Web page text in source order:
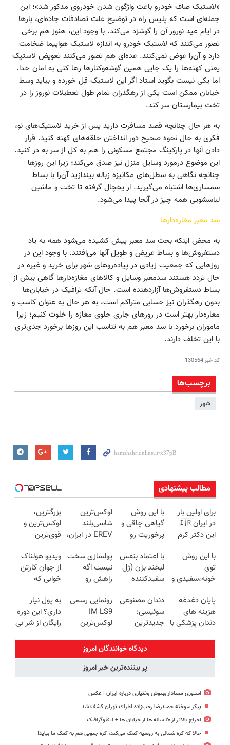
«لاستیک صاف خودرو باعث واژگون شدن خودروی مذکور شد»؛ این
جمله‌ای است که پلیس راه در توضیح علت تصادفات جاده‌ای، بارها
در ایام عید نوروز آن را گوشزد می‌کند. با وجود این، هنوز هم برخی
تصور می‌کنند که لاستیک خودرو به اندازه لاستیک هواپیما ضخامت
دارد و آن‌را عوض نمی‌کنند. عده‌ای هم تصور می‌کنند تعویض لاستیک
یعنی کهنه‌ها را یک جایی همین گوشه‌وکنار‌ها رها کنی به امان خدا.
اما یکی نیست بگوید استاد اگر این لاستیک قِل خورده و بیاید وسط
خیابان ممکن است یکی از رهگذران تمام طول تعطیلات نوروز را در
تخت بیمارستان سر کند.
به هر حال چنانچه قصد مسافرت دارید پس از خرید لاستیک‌های نو،
فکری به حال نحوه صحیح دور انداختن حلقه‌های کهنه کنید. قرار
دادن آنها در پارکینگ مجتمع مسکونی را هم به کل از سر به در کنید.
این موضوع درمورد وسایل منزل نیز صدق می‌کند؛ زیرا این روز‌ها
چنانچه نگاهی به سطل‌های مکانیزه زباله بیندازید آن‌را با بساط
سمساری‌ها اشتباه می‌گیرید. از یخچال گرفته تا تخت و ماشین
لباسشویی همه چیز در آنجا پیدا می‌شود.
سد معبر مغازه‌دار‌ها
به محض اینکه بحث سد معبر پیش کشیده می‌شود همه به یاد
دستفروش‌ها و بساط عریض و طویل آنها می‌افتند. با وجود این در
روز‌هایی که جمعیت زیادی در پیاده‌رو‌های شهر برای خرید و غیره در
حال تردد هستند سدمعبر وسایل و کالاهای مغازه‌دار‌ها گاهی بیش از
بساط دستفروش‌ها آزاردهنده است. حال آنکه ترافیک در خیابان‌ها
بدون رهگذران نیز حسابی متراکم است، به هر حال به عنوان کاسب و
مغازه‌دار بهتر است در روز‌های جاری جلوی مغازه را خلوت کنیم؛ زیرا
ماموران برخورد با سد معبر هم به تناسب این روز‌ها برخورد جدی‌تری
با این تخلف دارند.
کد خبر130564
برچسب‌ها
شهر
مطالب پیشنهادی
برای اولین بار
در ایران🇮🇷
این دکتر کرم
روزه ساخت!
با این روش
گیاهی چاقی و
پرخوریت رو
لوکس‌ترین
شاسی‌بلند
EREV در ایران،
موتور رونمایی
شد!
بزرگترین،
لوکس‌ترین و
قوی‌ترین
EREV در در
ایران رونمایی
شد
با این روش
توی
خونه،سفیدی و
برگردون
(40%off)
با اعتماد بنفس
لبخند بزن (ژل
سفیدکننده
پولسازی سخت
نیست اگه
راهش رو
رایگان "
ویدیو هولناک
از جوان کارتن
خوابی که
آموزش رایگان
پایان دغدغه
هزینه های
دندان پزشکی با
دندان مصنوعی
سوئیسی:
جدیدترین
سبک و مقاوم |
پرداخت قسطی
رونمایی رسمی
IM LS9
لوکس‌ترین
به پول نیاز
داری؟ این دوره
رایگان از شر بی
دیدگاه خوانندگان امروز
پر بیننده‌ترین خبر امروز
استوری معنادار بهنوش بختیاری درباره ایران | عکس
پیکر سوخته حمیدرضا رجب‌زاده اطراف تهران کشف شد
اخراج بالاتر از ۲۰ ساله ها از خیابان ها + اینفوگرافیک
حالا که کره شمالی به روسیه کمک می‌کند، کره جنوبی هم به کمک ما بیاید!